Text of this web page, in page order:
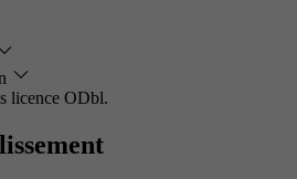
licence ODbl.